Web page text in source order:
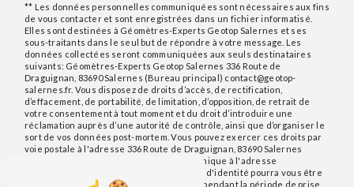
** Les données personnelles communiquées sont nécessaires aux fins
de vous contacter et sont enregistrées dans un fichier informatisé.
Elles sont destinées à Géomètres-Experts Geotop Salernes et ses
sous-traitants dans le seul but de répondre à votre message. Les
données collectées seront communiquées aux seuls destinataires
suivants: Géomètres-Experts Geotop Salernes 336 Route de
Draguignan, 83690 Salernes (Bureau principal) contact@geotop-
salernes.fr. Vous disposez de droits d’accès, de rectification,
d’effacement, de portabilité, de limitation, d’opposition, de retrait de
votre consentement à tout moment et du droit d’introduire une
réclamation auprès d’une autorité de contrôle, ainsi que d’organiser le
sort de vos données post-mortem. Vous pouvez exercer ces droits par
voie postale à l'adresse 336 Route de Draguignan, 83690 Salernes
(Bureau principal) ou par courrier électronique à l'adresse
contact@geotop-salernes.fr. Un justificatif d'identité pourra vous être
demandé. Nous conservons vos données pendant la période de prise